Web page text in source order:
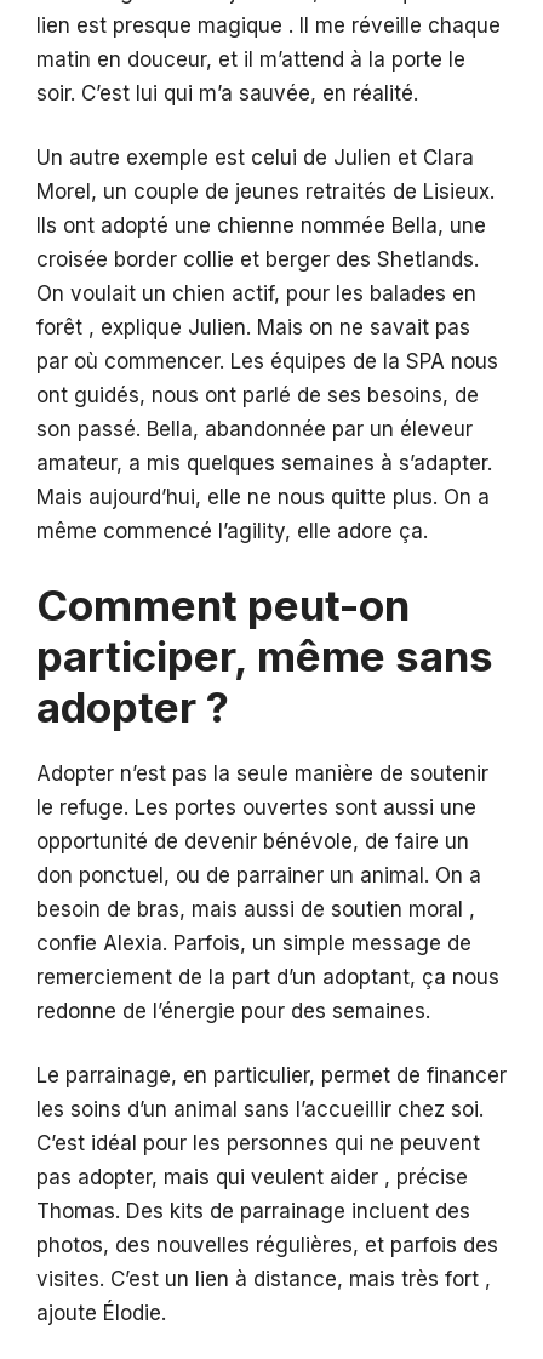
lien est presque magique . Il me réveille chaque
matin en douceur, et il m’attend à la porte le
soir. C’est lui qui m’a sauvée, en réalité.
Un autre exemple est celui de Julien et Clara
Morel, un couple de jeunes retraités de Lisieux.
Ils ont adopté une chienne nommée Bella, une
croisée border collie et berger des Shetlands.
On voulait un chien actif, pour les balades en
forêt , explique Julien. Mais on ne savait pas
par où commencer. Les équipes de la SPA nous
ont guidés, nous ont parlé de ses besoins, de
son passé. Bella, abandonnée par un éleveur
amateur, a mis quelques semaines à s’adapter.
Mais aujourd’hui, elle ne nous quitte plus. On a
même commencé l’agility, elle adore ça.
Comment peut-on
participer, même sans
adopter ?
Adopter n’est pas la seule manière de soutenir
le refuge. Les portes ouvertes sont aussi une
opportunité de devenir bénévole, de faire un
don ponctuel, ou de parrainer un animal. On a
besoin de bras, mais aussi de soutien moral ,
confie Alexia. Parfois, un simple message de
remerciement de la part d’un adoptant, ça nous
redonne de l’énergie pour des semaines.
Le parrainage, en particulier, permet de financer
les soins d’un animal sans l’accueillir chez soi.
C’est idéal pour les personnes qui ne peuvent
pas adopter, mais qui veulent aider , précise
Thomas. Des kits de parrainage incluent des
photos, des nouvelles régulières, et parfois des
visites. C’est un lien à distance, mais très fort ,
ajoute Élodie.